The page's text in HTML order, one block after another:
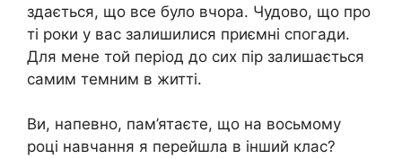
здається, що все було вчора. Чудово, що про
ті роки у вас залишилися приємні спогади.
Для мене той період до сих пір залишається
самим темним в житті.
Ви, напевно, пам’ятаєте, що на восьмому
році навчання я перейшла в інший клас?